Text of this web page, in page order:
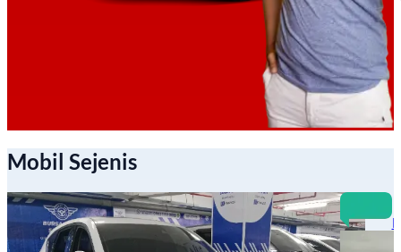
Mobil Sejenis